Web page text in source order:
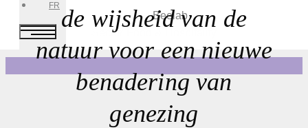
FR de wijsheid van de
natuur voor een nieuwe
benadering van
genezing
Client Beelab
Sector